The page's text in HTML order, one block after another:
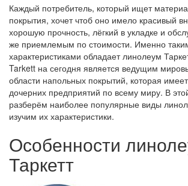
Каждый потребитель, который ищет
покрытия, хочет чтоб оно имело красивый
хорошую прочность, лёгкий в укладке и
же приемлемым по стоимости. Именно
характеристиками обладает линолеум
Tarkett на сегодня является ведущим
области напольных покрытий, которая
дочерних предприятий по всему миру. В
разберём наиболее популярные виды
изучим их характеристики.
Особенности
Таркетт